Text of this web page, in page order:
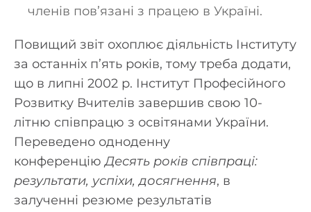
членів пов’язані з працею в Україні.
Повищий звіт охоплює діяльність Інституту
за останніх п’ять років, тому треба додати,
що в липні 2002 р. Інститут Професійного
Розвитку Вчителів завершив свою 10-
літню співпрацю з освітянами України.
Переведено одноденну
конференціюДесять років співпраці:
результати, успіхи, досягнення, в
залученні резюме результатів